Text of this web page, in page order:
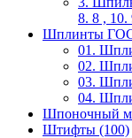
8. 8 , 10.
Шплинты
01.
02.
03.
04.
Шпоночный
Штифты (100)